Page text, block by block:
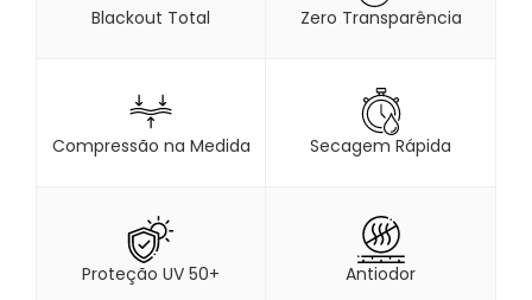
Blackout Total Zero Transparência
Compressão na Medida Secagem Rápida
Proteção UV 50+ Antiodor